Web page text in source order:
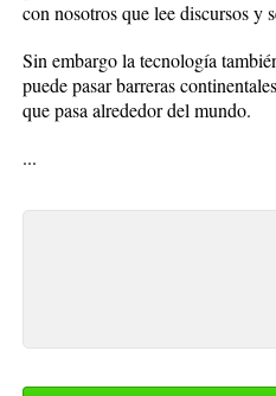
con nosotros que lee discursos y
Sin embargo la tecnología
puede pasar barreras
que pasa alrededor del mundo.
...